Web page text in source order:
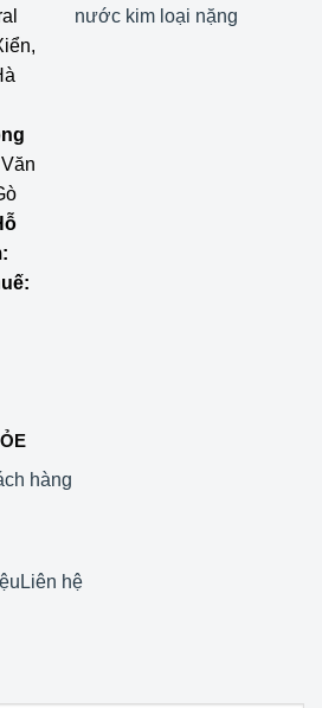
nước kim loại nặng
hàng
Liên hệ